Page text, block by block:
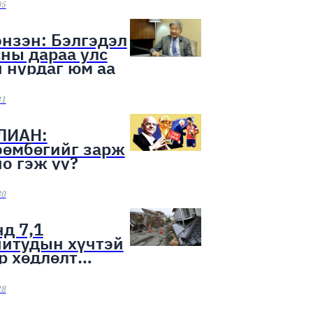
Бэлгэдэл
дараа улс
нурдаг юм аа
зарж
гэж үү?
7,1
хүчтэй
хөдлөлт